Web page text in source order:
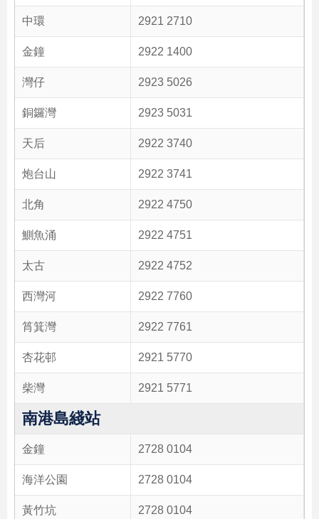
中環 2921 2710
金鐘 2922 1400
灣仔 2923 5026
銅鑼灣 2923 5031
天后 2922 3740
炮台山 2922 3741
北角 2922 4750
鰂魚涌 2922 4751
太古 2922 4752
西灣河 2922 7760
筲箕灣 2922 7761
杏花邨 2921 5770
柴灣 2921 5771
南港島綫站
金鐘 2728 0104
海洋公園 2728 0104
黃竹坑 2728 0104